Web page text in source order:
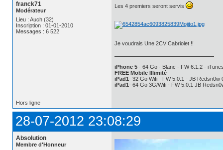
franck71
Modérateur
Lieu : Auch (32)
Inscription : 01-01-2010
Messages : 6 522
Les 4 premiers seront servis
Je voudrais Une 2CV Cabriolet !!
iPhone 5- 64 Go - Blanc - FW 6.1.2 -
FREE Mobile Illimité
iPad1- 32 Go Wifi - FW 5.0.1 - JB Redsn0w
iPad1- 64 Go 3G/Wifi - FW 5.0.1 JB
Hors ligne
28-07-2012 23:08:29
Absolution
Membre d'Honneur